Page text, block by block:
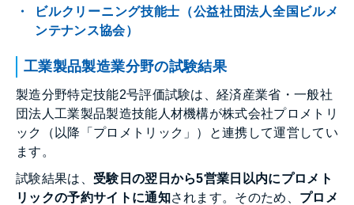
ビルクリーニング技能士（公益社団法人全国ビルメ
ンテナンス協会）
工業製品製造業分野の試験結果
製造分野特定技能2号評価試験は、経済産業省・一般社
団法人工業製品製造技能人材機構が株式会社プロメトリ
ック（以降「プロメトリック」）と連携して運営してい
ます。
試験結果は、 受験日の翌日から5営業日以内にプロメト
リックの予約サイトに通知されます。そのため、 プロメ